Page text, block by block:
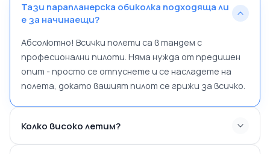
Тази парапланерска обиколка подходяща ли
е за начинаещи?
Абсолютно! Всички полети са в тандем с
професионални пилоти. Няма нужда от предишен
опит - просто се отпуснете и се насладете на
полета, докато вашият пилот се грижи за всичко.
Колко високо летим?